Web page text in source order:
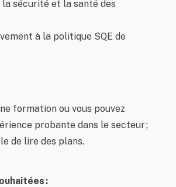
la sécurité et la santé des
à la politique SQE de
formation ou vous pouvez
probante dans le secteur ;
de lire des plans.
: